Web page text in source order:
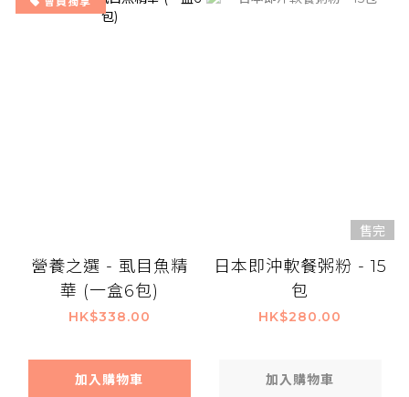
營養之選 - 虱目魚精
華 (一盒6包)
HK$338.00
加入購物車
售完
日本即沖軟餐粥粉 - 15
包
HK$280.00
加入購物車